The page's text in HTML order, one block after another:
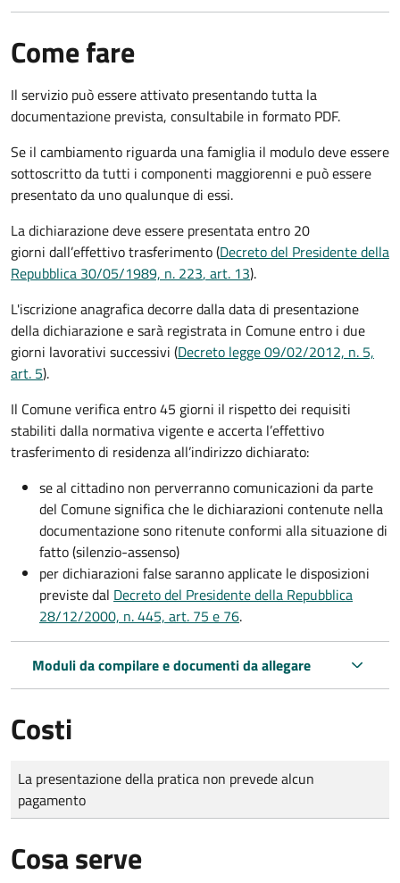
Come fare
Il servizio può essere attivato presentando tutta la
documentazione prevista, consultabile in formato PDF.
Se il cambiamento riguarda una famiglia il modulo deve essere
sottoscritto da tutti i componenti maggiorenni e può essere
presentato da uno qualunque di essi.
La dichiarazione deve essere presentata entro 20
giorni dall’effettivo trasferimento (Decreto del Presidente della
Repubblica 30/05/1989, n. 223, art. 13).
L'iscrizione anagrafica decorre dalla data di presentazione
della dichiarazione e sarà registrata in Comune entro i due
giorni lavorativi successivi (Decreto legge 09/02/2012, n. 5,
art. 5).
Il Comune verifica entro45 giorni il rispetto dei requisiti
stabiliti dalla normativa vigente e accerta l’effettivo
trasferimento di residenza all’indirizzo dichiarato:
se al cittadino non perverranno comunicazioni da parte
del Comune significa che le dichiarazioni contenute nella
documentazione sono ritenute conformi alla situazione di
fatto (silenzio-assenso)
per dichiarazioni false saranno applicate le disposizioni
previste dal Decreto del Presidente della Repubblica
28/12/2000, n. 445, art. 75 e 76.
Moduli da compilare e documenti da allegare
Costi
Tipo di pagamento
Importo
La presentazione della pratica non prevede alcun
pagamento
Cosa serve